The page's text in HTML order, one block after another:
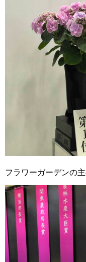
フラワーガーデンの